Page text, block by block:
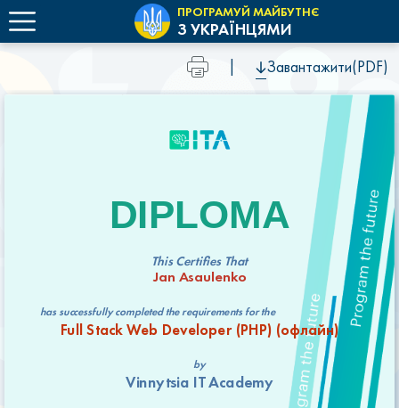
ПРОГРАМУЙ МАЙБУТНЄ
З УКРАЇНЦЯМИ
|
Завантажити(PDF)
DIPLOMA
This Certifies That
Jan Asaulenko
has successfully completed the requirements for the
Full Stack Web Developer (РНР) (офлайн)
by
Vinnytsia IT Academy